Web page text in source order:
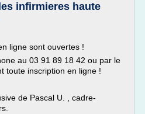
infirmieres haute
ligne sont ouvertes !
au 03 91 89 18 42 ou par le
toute inscription en ligne !
de Pascal U. , cadre-